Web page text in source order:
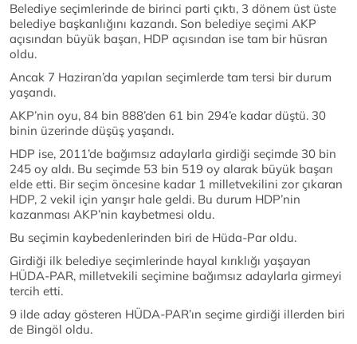
Belediye seçimlerinde de birinci parti çıktı, 3 dönem üst üste
belediye başkanlığını kazandı. Son belediye seçimi AKP
açısından büyük başarı, HDP açısından ise tam bir hüsran
oldu.
Ancak 7 Haziran’da yapılan seçimlerde tam tersi bir durum
yaşandı.
AKP’nin oyu, 84 bin 888’den 61 bin 294’e kadar düştü. 30
binin üzerinde düşüş yaşandı.
HDP ise, 2011’de bağımsız adaylarla girdiği seçimde 30 bin
245 oy aldı. Bu seçimde 53 bin 519 oy alarak büyük başarı
elde etti. Bir seçim öncesine kadar 1 milletvekilini zor çıkaran
HDP, 2 vekil için yarışır hale geldi. Bu durum HDP’nin
kazanması AKP’nin kaybetmesi oldu.
Bu seçimin kaybedenlerinden biri de Hüda-Par oldu.
Girdiği ilk belediye seçimlerinde hayal kırıklığı yaşayan
HÜDA-PAR, milletvekili seçimine bağımsız adaylarla girmeyi
tercih etti.
9 ilde aday gösteren HÜDA-PAR’ın seçime girdiği illerden biri
de Bingöl oldu.